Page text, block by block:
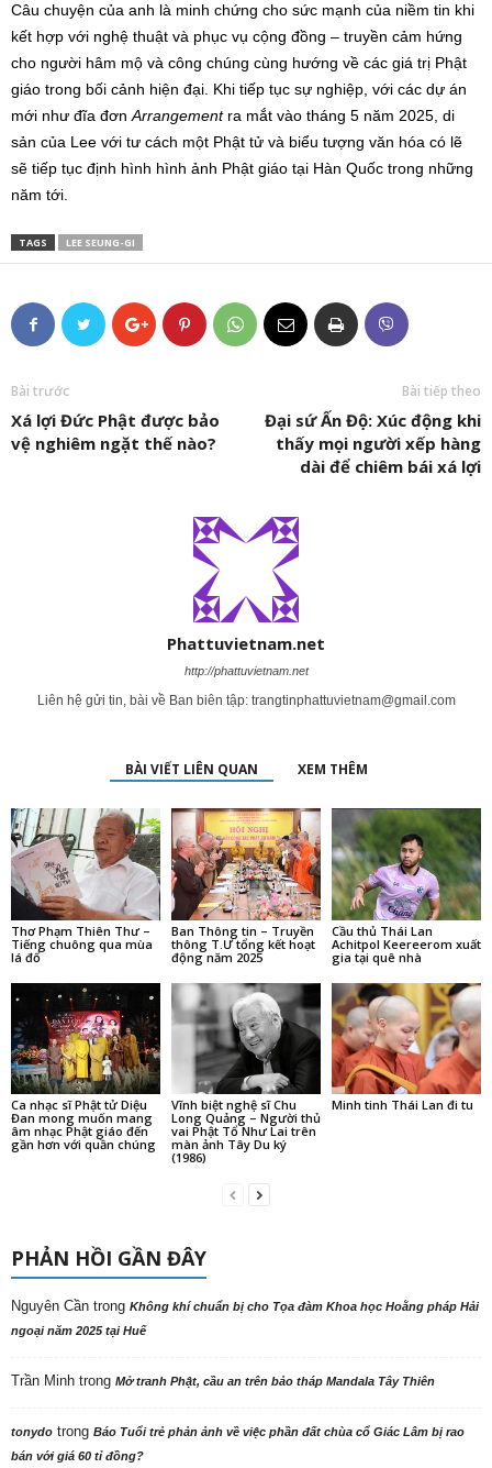
Câu chuyện của anh là minh chứng cho sức mạnh của niềm tin khi
kết hợp với nghệ thuật và phục vụ cộng đồng – truyền cảm hứng
cho người hâm mộ và công chúng cùng hướng về các giá trị Phật
giáo trong bối cảnh hiện đại. Khi tiếp tục sự nghiệp, với các dự án
mới như đĩa đơn Arrangementra mắt vào tháng 5 năm 2025, di
sản của Lee với tư cách một Phật tử và biểu tượng văn hóa có lẽ
sẽ tiếp tục định hình hình ảnh Phật giáo tại Hàn Quốc trong những
năm tới.
TAGS LEE SEUNG-GI
Bài trước
Xá lợi Đức Phật được bảo
vệ nghiêm ngặt thế nào?
Bài tiếp theo
Đại sứ Ấn Độ: Xúc động khi
thấy mọi người xếp hàng
dài để chiêm bái xá lợi
Phattuvietnam.net
http://phattuvietnam.net
Liên hệ gửi tin, bài về Ban biên tập: trangtinphattuvietnam@gmail.com
BÀI VIẾT LIÊN QUAN XEM THÊM
Thơ Phạm Thiên Thư –
Tiếng chuông qua mùa
lá đổ
Ban Thông tin – Truyền
thông T.Ư tổng kết hoạt
động năm 2025
Cầu thủ Thái Lan
Achitpol Keereerom xuất
gia tại quê nhà
Ca nhạc sĩ Phật tử Diệu
Đan mong muốn mang
âm nhạc Phật giáo đến
gần hơn với quần chúng
Vĩnh biệt nghệ sĩ Chu
Long Quảng – Người thủ
vai Phật Tổ Như Lai trên
màn ảnh Tây Du ký
(1986)
Minh tinh Thái Lan đi tu
PHẢN HỒI GẦN ĐÂY
Nguyên Cần trong Không khí chuẩn bị cho Tọa đàm Khoa học Hoằng pháp Hải
ngoại năm 2025 tại Huế
Trần Minh trong Mở tranh Phật, cầu an trên bảo tháp Mandala Tây Thiên
tonydo trong Báo Tuổi trẻ phản ảnh về việc phần đất chùa cổ Giác Lâm bị rao
bán với giá 60 tỉ đồng?